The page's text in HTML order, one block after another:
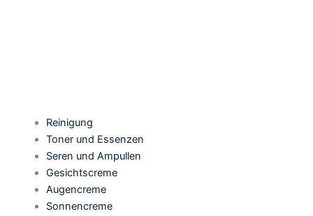
Reinigung
Toner und Essenzen
Seren und Ampullen
Gesichtscreme
Augencreme
Sonnencreme